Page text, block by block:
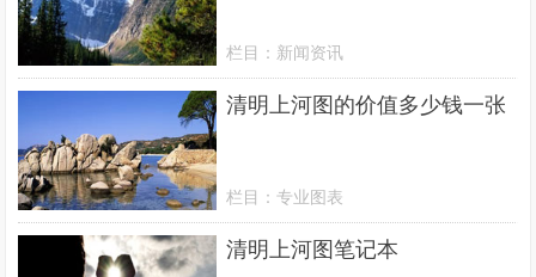
栏目： 新闻资讯
清明上河图的价值多少钱一张
栏目：专业图表
清明上河图笔记本